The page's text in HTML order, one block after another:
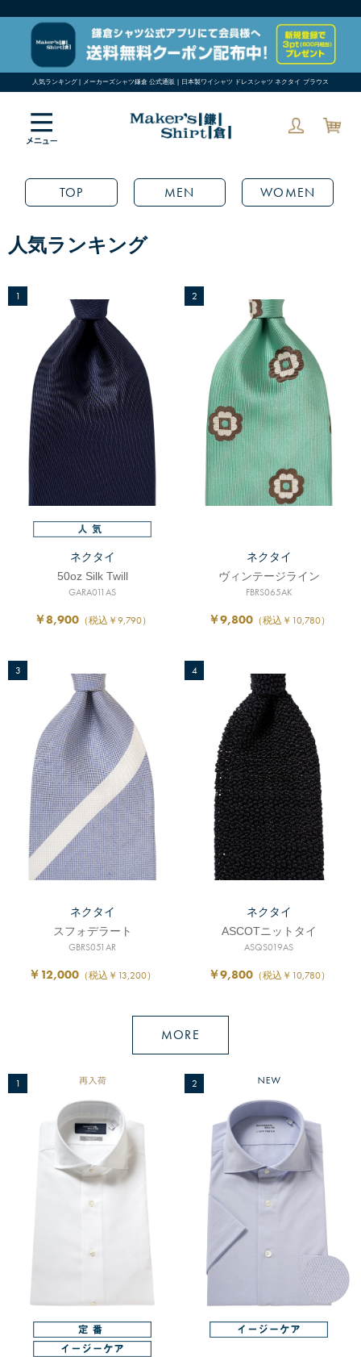
人気ランキング | メーカーズシャツ鎌倉 公式通販 | 日本製ワイシャツ ドレスシャツ ネクタイ ブラウス
TOP MEN WOMEN
人気ランキング
1
ネクタイ
50oz Silk Twill
GARA011AS
￥8,900（税込￥9,790）
2
ネクタイ
ヴィンテージライン
FBRS065AK
￥9,800（税込￥10,780）
3
ネクタイ
スフォデラート
GBRS051AR
￥12,000 （税込￥13,200）
4
ネクタイ
ASCOTニットタイ
ASQS019AS
￥9,800（税込￥10,780）
MORE
1 2